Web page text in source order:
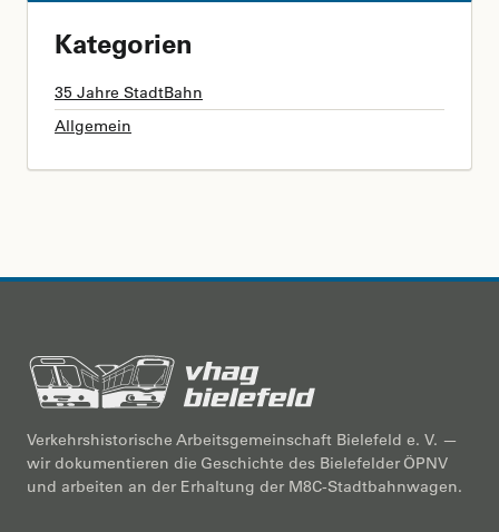
Kategorien
35 Jahre StadtBahn
Allgemein
Verkehrshistorische Arbeitsgemeinschaft Bielefeld e. V. —
wir dokumentieren die Geschichte des Bielefelder ÖPNV
und arbeiten an der Erhaltung der M8C-Stadtbahnwagen.